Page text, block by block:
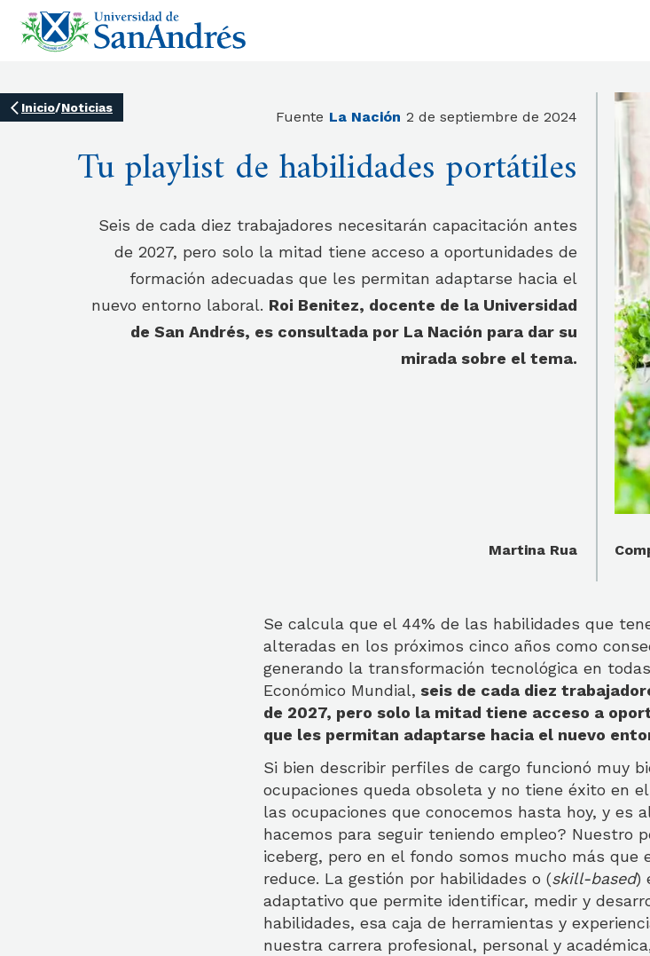
Inicio/Noticias
Fuente La Nación 2 de septiembre de 2024
Tu playlist de habilidades portátiles
Seis de cada diez trabajadores necesitarán capacitación antes
de 2027, pero solo la mitad tiene acceso a oportunidades de
formación adecuadas que les permitan adaptarse hacia el
nuevo entorno laboral. Roi Benitez, docente de la Universidad
de San Andrés, es consultada por La Nación para dar su
mirada sobre el tema.
Martina Rua
Se calcula que el 44% de las habilidades que
alteradas en los próximos cinco años como
generando la transformación tecnológica en
Económico Mundial, seis de cada diez
de 2027, pero solo la mitad tiene acceso a
que les permitan adaptarse hacia el nuevo
Si bien describir perfiles de cargo funcionó muy
ocupaciones queda obsoleta y no tiene éxito en
las ocupaciones que conocemos hasta hoy, y es
hacemos para seguir teniendo empleo? Nuestro
iceberg, pero en el fondo somos mucho más que
reduce. La gestión por habilidades o (skill-based)
adaptativo que permite identificar, medir y
habilidades, esa caja de herramientas y
nuestra carrera profesional, personal y